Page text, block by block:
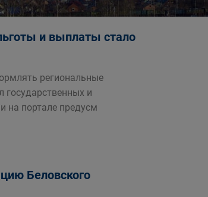
и выплаты стало
региональные
государственных и
на портале предусм
Беловского